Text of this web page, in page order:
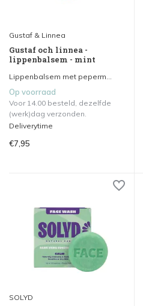
Gustaf & Linnea
Gustaf och linnea -
lippenbalsem - mint
Lippenbalsem met peperm...
Op voorraad
Voor 14.00 besteld, dezelfde
(werk)dag verzonden.
Deliverytime
€7,95
SOLYD